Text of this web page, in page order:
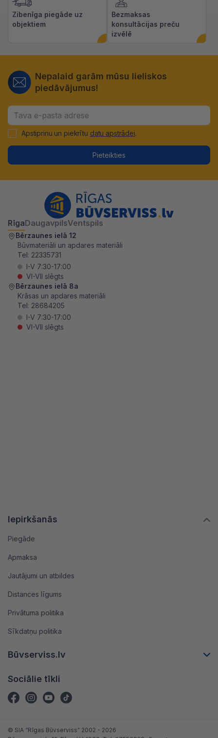
Zibenīga piegāde uz
objektiem
Bezmaksas
konsultācijas preču
izvēlē
Nepalaid garām mūsu lieliskos
piedāvājumus!
Apstiprinu un piekrītu datu apstrādei.
Pieteikties
Iepirkšanās
Piegāde
Apmaksa
Jautājumi un atbildes
Distances līgums
Privātuma politika
Sīkdatņu politika
Būvserviss.lv
Sociālie tīkli
RīgaDaugavpilsVentspils
Bērzaunes ielā 12
Būvmateriāli un apdares materiāli
Tel: 22335731
I-V 7:30-17:00
VI-VII slēgts
Bērzaunes ielā 8a
Krāsas un apdares materiāli
Tel: 28684205
I-V 7:30-17:00
VI-VII slēgts
© SIA “Rīgas Būvserviss” 2002 - 2026